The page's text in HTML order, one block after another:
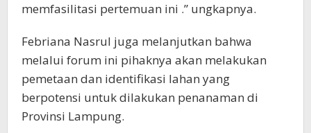
memfasilitasi pertemuan ini .” ungkapnya.
Febriana Nasrul juga melanjutkan bahwa
melalui forum ini pihaknya akan melakukan
pemetaan dan identifikasi lahan yang
berpotensi untuk dilakukan penanaman di
Provinsi Lampung.